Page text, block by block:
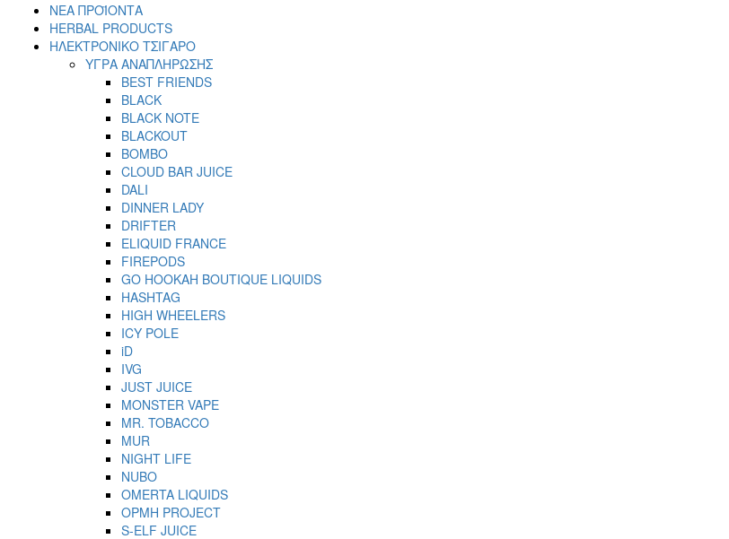
ΝΕΑ ΠΡΟΪΟΝΤΑ
HERBAL PRODUCTS
ΗΛΕΚΤΡΟΝΙΚΟ ΤΣΙΓΑΡΟ
ΥΓΡΑ ΑΝΑΠΛΗΡΩΣΗΣ
BEST FRIENDS
BLACK
BLACK NOTE
BLACKOUT
BOMBO
CLOUD BAR JUICE
DALI
DINNER LADY
DRIFTER
ELIQUID FRANCE
FIREPODS
GO HOOKAH BOUTIQUE LIQUIDS
HASHTAG
HIGH WHEELERS
ICY POLE
iD
IVG
JUST JUICE
MONSTER VAPE
MR. TOBACCO
MUR
NIGHT LIFE
NUBO
OMERTA LIQUIDS
OPMH PROJECT
S-ELF JUICE